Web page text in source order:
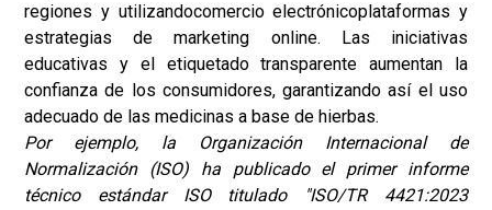
regiones y utilizandocomercio electrónicoplataformas y
estrategias de marketing online. Las iniciativas
educativas y el etiquetado transparente aumentan la
confianza de los consumidores, garantizando así el uso
adecuado de las medicinas a base de hierbas.
Por ejemplo, la Organización Internacional de
Normalización (ISO) ha publicado el primer informe
técnico estándar ISO titulado "ISO/TR 4421:2023